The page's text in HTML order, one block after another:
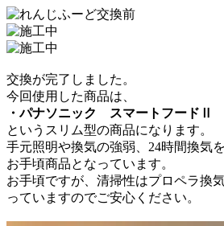
交換が完了しました。
今回使用した商品は、
・パナソニック スマートフードⅡ
というスリム型の商品になります。
手元照明や換気の強弱、24時間換気
お手頃商品となっています。
お手頃ですが、清掃性はプロペラ換
っていますのでご安心ください。